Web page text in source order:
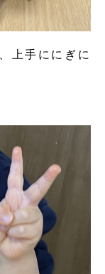
上手ににぎに